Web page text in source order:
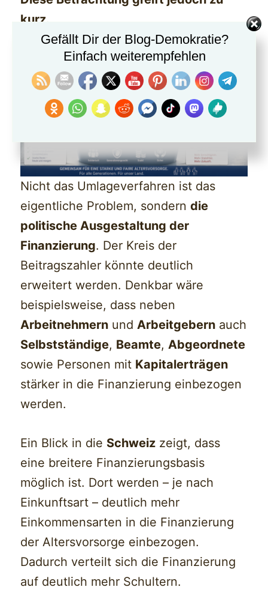
kurz.
Nicht das Umlageverfahren ist das
eigentliche Problem, sonderndie
politische Ausgestaltung der
Finanzierung. Der Kreis der
Beitragszahler könnte deutlich
erweitert werden. Denkbar wäre
beispielsweise, dass neben
Arbeitnehmern undArbeitgebern auch
Selbstständige, Beamte,Abgeordnete
sowie Personen mit Kapitalerträgen
stärker in die Finanzierung einbezogen
werden.
Ein Blick in die Schweiz zeigt, dass
eine breitere Finanzierungsbasis
möglich ist. Dort werden – je nach
Einkunftsart – deutlich mehr
Einkommensarten in die Finanzierung
der Altersvorsorge einbezogen.
Dadurch verteilt sich die Finanzierung
auf deutlich mehr Schultern.
Gefällt Dir der Blog-Demokratie?
Einfach weiterempfehlen